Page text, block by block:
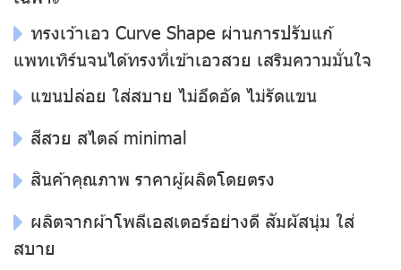
ทรงเว้าเอว Curve Shape ผ่านการปรับแก้
แพทเทิร์นจนได้ทรงที่เข้าเอวสวย เสริมความมั่นใจ
แขนปล่อย ใส่สบาย ไม่อึดอัด ไม่รัดแขน
สีสวย สไตล์ minimal
สินค้าคุณภาพ ราคาผู้ผลิตโดยตรง
ผลิตจากผ้าโพลีเอสเตอร์อย่างดี สัมผัสนุ่ม ใส่
สบาย